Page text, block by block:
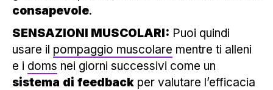
consapevole.
SENSAZIONI MUSCOLARI: Puoi quindi
usare il pompaggio muscolare mentre ti alleni
e i doms nei giorni successivi come un
sistema di feedback per valutare l’efficacia